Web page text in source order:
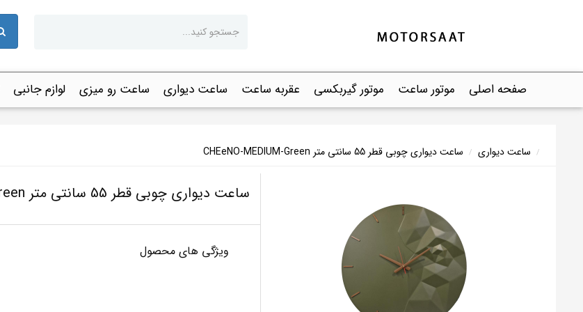
صفحه اصلی موتور ساعت موتور گیربکسی عقربه ساعت ساعت دیواری ساعت رو میزی لوازم جانبی
ساعت دیواری ساعت دیواری چوبی قطر 55 سانتی متر CHEeNO-MEDIUM-Green
ساعت دیواری چوبی قطر 55 سانتی متر CHEeNO-MEDIUM-Green
ویژگی های محصول